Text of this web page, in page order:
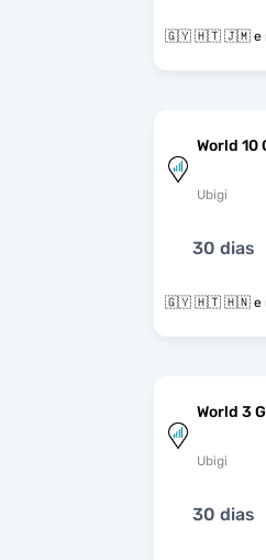
🇬🇾
World 10
Ubigi
30 dias
World 3
Ubigi
30 dias